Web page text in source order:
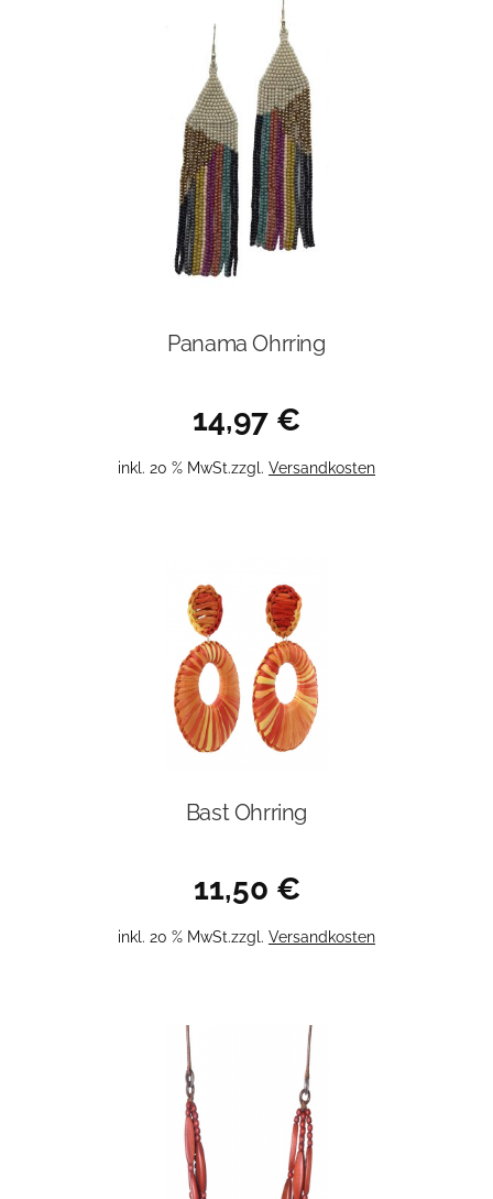
Panama Ohrring
14,97 €
inkl. 20 % MwSt.zzgl. Versandkosten
Bast Ohrring
11,50 €
inkl. 20 % MwSt.zzgl. Versandkosten